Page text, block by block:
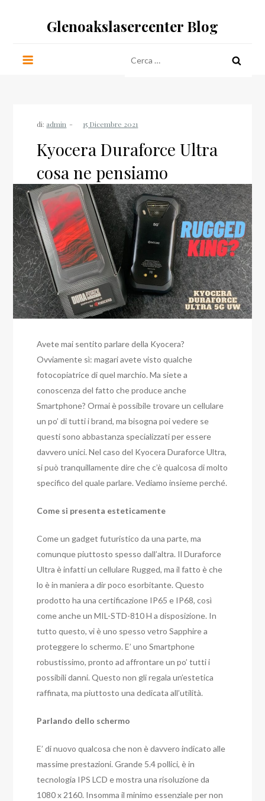
Glenoakslasercenter Blog
per:
di: admin
Kyocera Duraforce Ultra
cosa ne pensiamo
Avete mai sentito parlare della Kyocera?
Ovviamente sì: magari avete visto qualche
fotocopiatrice di quel marchio. Ma siete a
conoscenza del fatto che produce anche
Smartphone? Ormai è possibile trovare un cellulare
un po’ di tutti i brand, ma bisogna poi vedere se
questi sono abbastanza specializzati per essere
davvero unici. Nel caso del Kyocera Duraforce Ultra,
si può tranquillamente dire che c’è qualcosa di molto
specifico del quale parlare. Vediamo insieme perché.
Come si presenta esteticamente
Come un gadget futuristico da una parte, ma
comunque piuttosto spesso dall’altra. Il Duraforce
Ultra è infatti un cellulare Rugged, ma il fatto è che
lo è in maniera a dir poco esorbitante. Questo
prodotto ha una certificazione IP65 e IP68, così
come anche un MIL-STD-810 H a disposizione. In
tutto questo, vi è uno spesso vetro Sapphire a
proteggere lo schermo. E’ uno Smartphone
robustissimo, pronto ad affrontare un po’ tutti i
possibili danni. Questo non gli regala un’estetica
raffinata, ma piuttosto una dedicata all’utilità.
Parlando dello schermo
E’ di nuovo qualcosa che non è davvero indicato alle
massime prestazioni. Grande 5.4 pollici, è in
tecnologia IPS LCD e mostra una risoluzione da
1080 x 2160. Insomma il minimo essenziale per non